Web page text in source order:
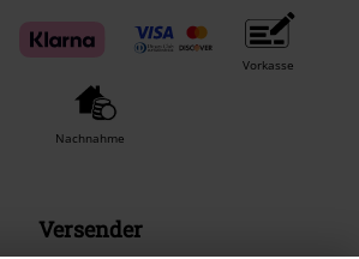
Vorkasse
Nachnahme
Versender